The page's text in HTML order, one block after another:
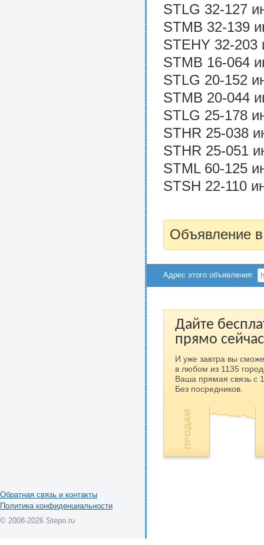
STLG 32-127
STMB 32-139
STEHY 32-203
STMB 16-064
STLG 20-152
STMB 20-044
STLG 25-178
STHR 25-038
STHR 25-051
STML 60-125
STSH 22-110
Объявление
Адрес этого объявления:
Дайте
прямо
И уже завтра вы
в любом из 1135
Ваша прямая связь с
Без посредников.
Обратная связь и контакты
Политика конфиденциальности
© 2008-2026 Stepo.ru